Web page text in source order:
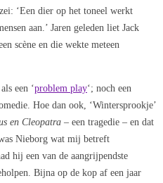
‘Een dier op het toneel werkt
aan.’ Jaren geleden liet Jack
scène en die wekte meteen
een ‘problem play‘; noch een
Hoe dan ook, ‘Wintersprookje’
en Cleopatra – een tragedie – en dat
Nieborg wat mij betreft
hij een van de aangrijpendste
Bijna op de kop af een jaar